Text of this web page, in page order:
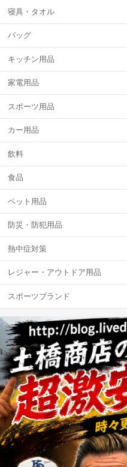
寝具・タオル
バッグ
キッチン用品
家電用品
スポーツ用品
カー用品
飲料
食品
ペット用品
防災・防犯用品
熱中症対策
レジャー・アウトドア用品
スポーツブランド